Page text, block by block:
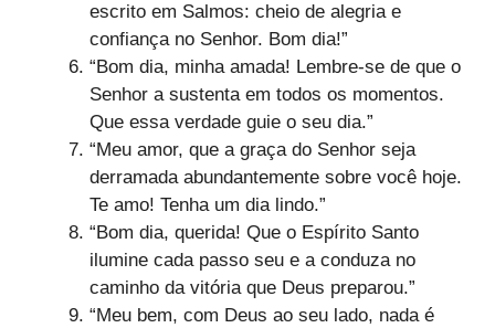
escrito em Salmos: cheio de alegria e
confiança no Senhor. Bom dia!”
“Bom dia, minha amada! Lembre-se de que o
Senhor a sustenta em todos os momentos.
Que essa verdade guie o seu dia.”
“Meu amor, que a graça do Senhor seja
derramada abundantemente sobre você hoje.
Te amo! Tenha um dia lindo.”
“Bom dia, querida! Que o Espírito Santo
ilumine cada passo seu e a conduza no
caminho da vitória que Deus preparou.”
“Meu bem, com Deus ao seu lado, nada é